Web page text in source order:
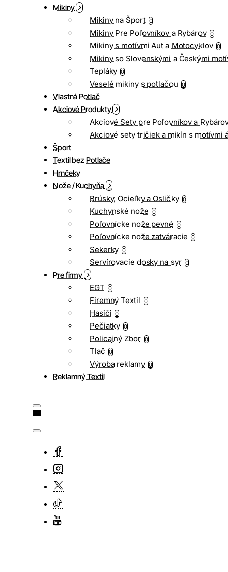
Mikiny
Mikiny na Šport 0
Mikiny Pre Poľovníkov a Rybárov 0
Mikiny s motívmi Aut a Motocyklov 0
Mikiny so Slovenskými a Českými
Tepláky 0
Veselé mikiny s potlačou 0
Vlastná Potlač
Akciové Produkty
Akciové Sety pre Poľovníkov a
Akciové sety tričiek a mikín s motívmi
Šport
Textil bez Potlače
Hrnčeky
Nože / Kuchyňa
Brúsky, Ocieľky a Osličky 0
Kuchynské nože 0
Poľovnícke nože pevné 0
Poľovnícke nože zatváracie 0
Sekerky 0
Servírovacie dosky na syr 0
Pre firmy
EGT 0
Firemný Textil 0
Hasiči 0
Pečiatky 0
Policajný Zbor 0
Tlač 0
Výroba reklamy 0
Reklamný Textil